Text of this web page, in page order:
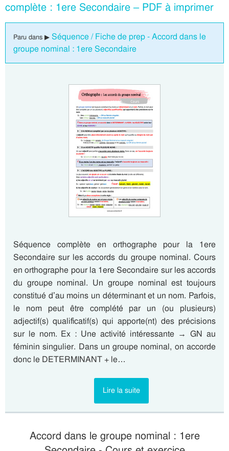
complète : 1ere Secondaire – PDF à imprimer
Paru dans ▶ Séquence / Fiche de prep - Accord dans le
groupe nominal : 1ere Secondaire
Séquence complète en orthographe pour la 1ere
Secondaire sur les accords du groupe nominal. Cours
en orthographe pour la 1ere Secondaire sur les accords
du groupe nominal. Un groupe nominal est toujours
constitué d’au moins un déterminant et un nom. Parfois,
le nom peut être complété par un (ou plusieurs)
adjectif(s) qualificatif(s) qui apporte(nt) des précisions
sur le nom. Ex : Une activité intéressante → GN au
féminin singulier. Dans un groupe nominal, on accorde
donc le DETERMINANT + le…
Lire la suite
Accord dans le groupe nominal : 1ere